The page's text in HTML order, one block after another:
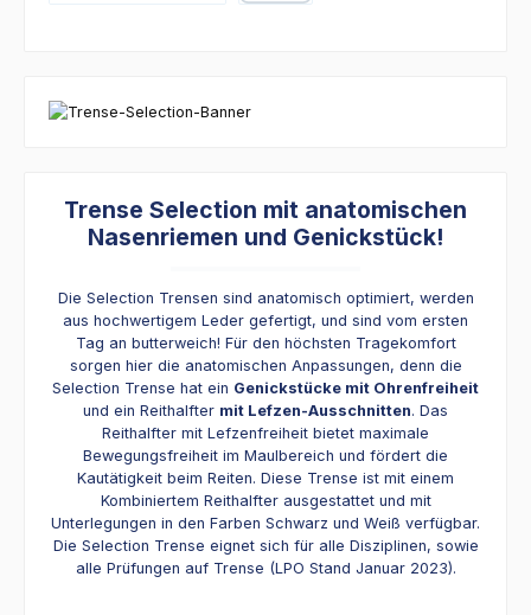
Trense Selection mit anatomischen
Nasenriemen und Genickstück!
Die Selection Trensen sind anatomisch optimiert, werden
aus hochwertigem Leder gefertigt, und sind vom ersten
Tag an butterweich! Für den höchsten Tragekomfort
sorgen hier die anatomischen Anpassungen, denn die
Selection Trense hat ein Genickstücke mit Ohrenfreiheit
und ein Reithalfter mit Lefzen-Ausschnitten. Das
Reithalfter mit Lefzenfreiheit bietet maximale
Bewegungsfreiheit im Maulbereich und fördert die
Kautätigkeit beim Reiten. Diese Trense ist mit einem
Kombiniertem Reithalfter ausgestattet und mit
Unterlegungen in den Farben Schwarz und Weiß verfügbar.
Die Selection Trense eignet sich für alle Disziplinen, sowie
alle Prüfungen auf Trense (LPO Stand Januar 2023).